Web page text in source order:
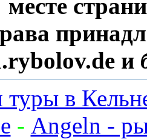
месте
и
туры в
- Angeln -